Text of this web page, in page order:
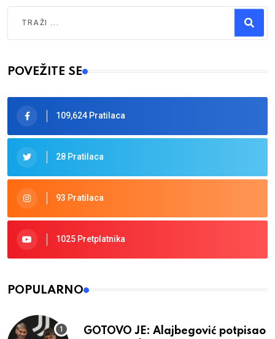
Type 2 or more characters for results.
POVEŽITE SE
109,624 Pratilaca
28 Pratilaca
93 Pratilaca
1025 Pretplatnika
POPULARNO
GOTOVO JE: Alajbegović potpisao